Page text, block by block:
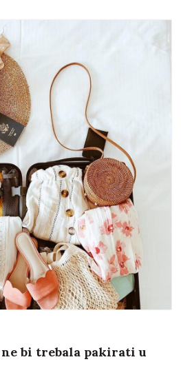
bi trebala pakirati u